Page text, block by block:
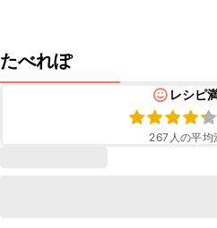
たべれぽ
レシピ
267 人の平均